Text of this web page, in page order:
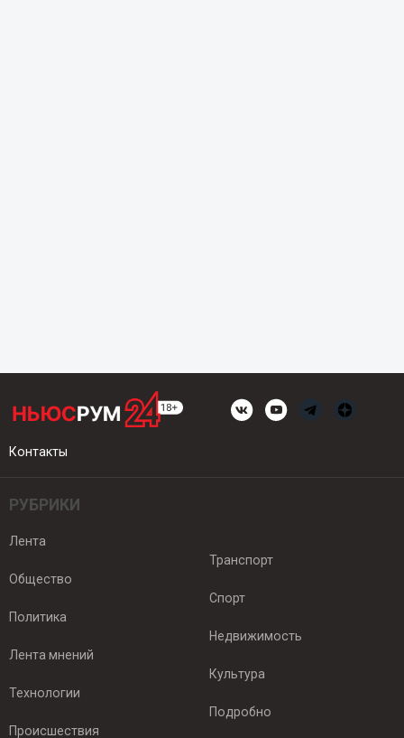
Контакты
РУБРИКИ
Лента
Общество
Политика
Лента мнений
Технологии
Происшествия
Транспорт
Спорт
Недвижимость
Культура
Подробно